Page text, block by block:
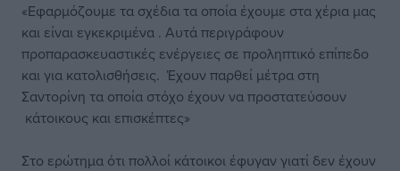
«Εφαρμόζουμε τα σχέδια τα οποία έχουμε στα χέρια μας
και είναι εγκεκριμένα . Αυτά περιγράφουν
προπαρασκευαστικές ενέργειες σε προληπτικό επίπεδο
και για κατολισθήσεις. Έχουν παρθεί μέτρα στη
Σαντορίνη τα οποία στόχο έχουν να προστατεύσουν
κάτοικους και επισκέπτες»
Στο ερώτημα ότι πολλοί κάτοικοι έφυγαν γιατί δεν έχουν